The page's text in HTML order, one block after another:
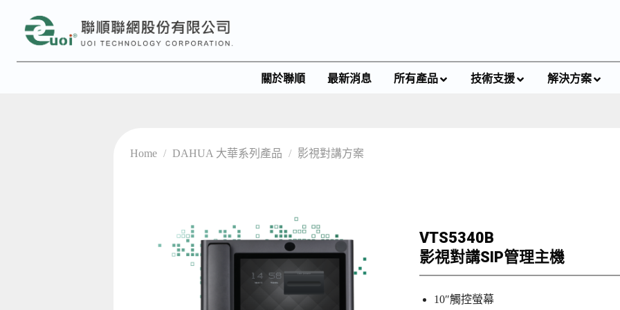
關於聯順 最新消息 所有產品 技術支援 解決方案
Home / DAHUA 大華系列產品 / 影視對講方案
VTS5340B
影視對講SIP管理主機
10″觸控螢幕